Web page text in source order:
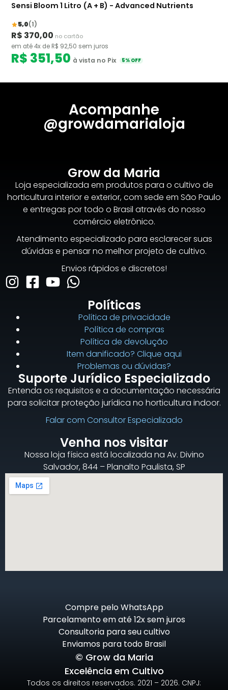
Sensi Bloom 1 Litro (A + B) - Advanced Nutrients
5,0(1)
R$ 370,00 no cartão
em até 4x de R$ 92,50 sem juros
R$ 351,50 à vista no Pix 5% OFF
Acompanhe
@growdamarialoja
Grow da Maria
Loja especializada em produtos para o cultivo de
horticultura interior e exterior, com sede em São Paulo
e entregas por todo o Brasil através do nosso
comércio eletrônico.
Atendimento especializado para esclarecer suas
dúvidas e pensar no melhor projeto de cultivo.
Envios rápidos e discretos!
Políticas
Política de privacidade
Política de compras
Política de devolução
Item danificado? Clique aqui
Problemas ou dúvidas?
Suporte Jurídico Especializado
Entenda os requisitos e a documentação necessária
para solicitar proteção jurídica no horticultura indoor.
Falar com Consultor Especializado
Venha nos visitar
Nossa loja física está localizada na Av. Divino
Salvador, 844 – Planalto Paulista, SP
Compre pelo WhatsApp
Parcelamento em até 12x sem juros
Consultoria para seu cultivo
Enviamos para todo Brasil
© Grow da Maria
Excelência em Cultivo
Todos os direitos reservados. 2021 – 2026. CNPJ: